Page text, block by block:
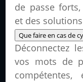
de passe
et des
Que faire en cas de
Déconnectez
vos mots de